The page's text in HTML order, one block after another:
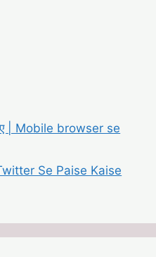
| Mobile browser se
Se Paise Kaise